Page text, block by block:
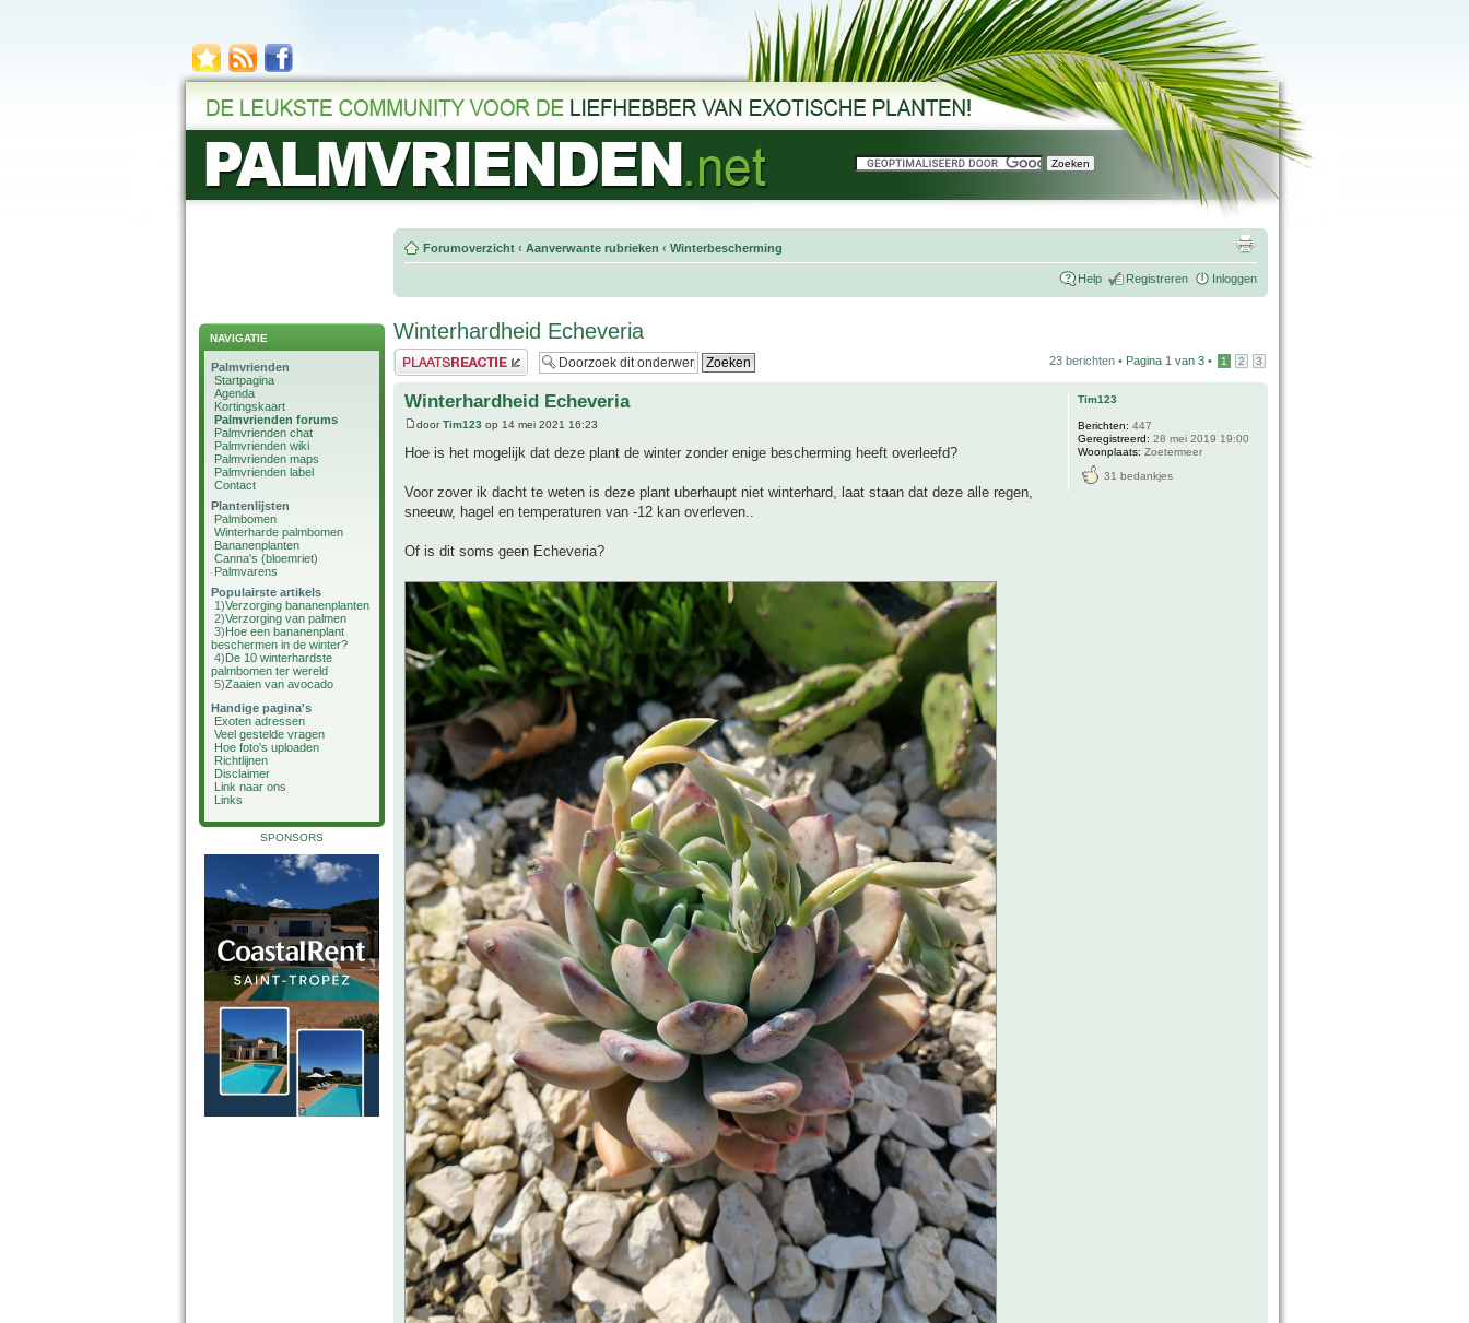
NAVIGATIE
Palmvrienden
Startpagina
Agenda
Kortingskaart
Palmvrienden forums
Palmvrienden chat
Palmvrienden wiki
Palmvrienden maps
Palmvrienden label
Contact
Plantenlijsten
Palmbomen
Winterharde palmbomen
Bananenplanten
Canna's (bloemriet)
Palmvarens
Populairste artikels
1)Verzorging bananenplanten
2)Verzorging van palmen
3)Hoe een bananenplant
beschermen in de winter?
4)De 10 winterhardste
palmbomen ter wereld
5)Zaaien van avocado
Handige pagina's
Exoten adressen
Veel gestelde vragen
Hoe foto's uploaden
Richtlijnen
Disclaimer
Link naar ons
Links
SPONSORS
Forumoverzicht ‹ Aanverwante rubrieken ‹ Winterbescherming
Help Registreren Inloggen
Winterhardheid Echeveria
Plaats een reactie 23 berichten • Pagina 1 van 3 • 1 2 3
Winterhardheid Echeveria
doorTim123 op 14 mei 2021 16:23
Hoe is het mogelijk dat deze plant de winter zonder enige bescherming heeft overleefd?
Voor zover ik dacht te weten is deze plant uberhaupt niet winterhard, laat staan dat deze alle regen,
sneeuw, hagel en temperaturen van -12 kan overleven..
Of is dit soms geen Echeveria?
Tim123
Berichten: 447
Geregistreerd: 28 mei 2019 19:00
Woonplaats: Zoetermeer
31 bedankjes